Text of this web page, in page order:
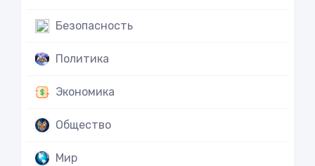
Безопасность
Политика
Экономика
Общество
Мир